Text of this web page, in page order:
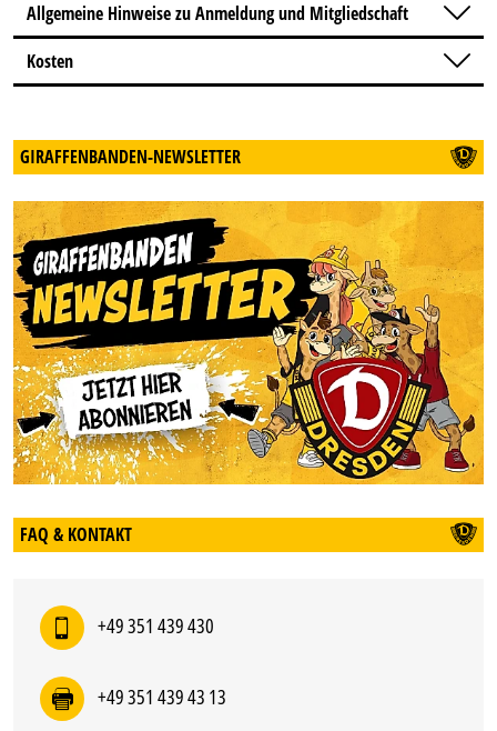
Allgemeine Hinweise zu Anmeldung und Mitgliedschaft
Kosten
GIRAFFENBANDEN-NEWSLETTER
FAQ & KONTAKT
+49 351 439 430
+49 351 439 43 13